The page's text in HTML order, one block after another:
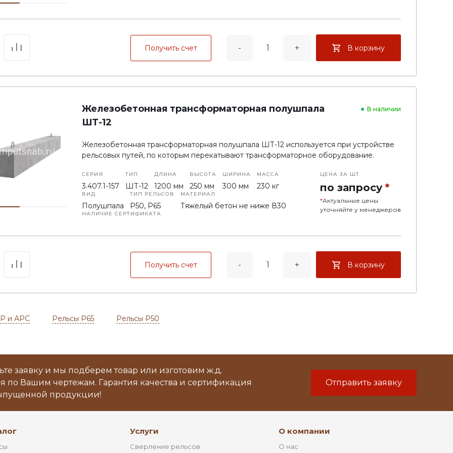
Получить счет - + В корзину
Железобетонная трансформаторная полушпала
ШТ-12
В наличии
Железобетонная трансформаторная полушпала ШТ-12 используется при устройстве
рельсовых путей, по которым перекатывают трансформаторное оборудование.
СЕРИЯ
3.407.1-157
ТИП
ШТ-12
ДЛИНА
1200 мм
ВЫСОТА
250 мм
ШИРИНА
300 мм
МАССА
230 кг
ВИД
Полушпала
ТИП РЕЛЬСОВ
P50, P65
МАТЕРИАЛ
Тяжелый бетон не ниже В30
НАЛИЧИЕ СЕРТИФИКАТА
ЦЕНА ЗА ШТ.
по запросу *
*Актуальные цены
уточняйте у менеджеров
Получить счет - + В корзину
и АРС Рельсы Р65 Рельсы Р50
заявку и мы подберем товар или изготовим ж.д.
по Вашим чертежам. Гарантия качества и сертификация
продукции!
Отправить заявку
Услуги
Сверление рельсов
О компании
О нас